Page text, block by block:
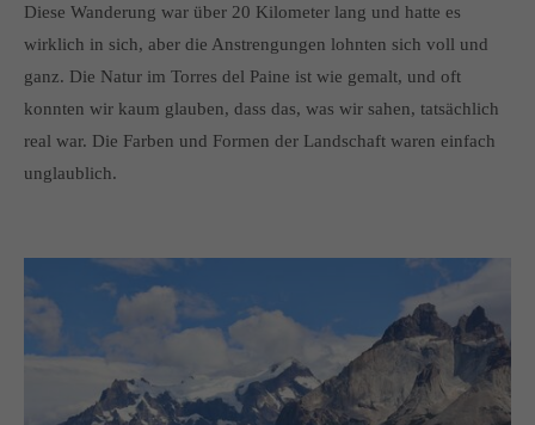
Diese Wanderung war über 20 Kilometer lang und hatte es
wirklich in sich, aber die Anstrengungen lohnten sich voll und
ganz. Die Natur im Torres del Paine ist wie gemalt, und oft
konnten wir kaum glauben, dass das, was wir sahen, tatsächlich
real war. Die Farben und Formen der Landschaft waren einfach
unglaublich.